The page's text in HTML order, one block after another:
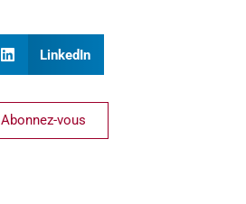
LinkedIn
Abonnez-vous